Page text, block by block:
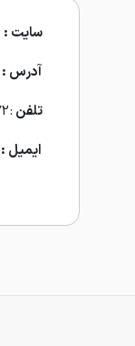
سایت :
آدرس :
تلفن : 04132466172-4
ایمیل :